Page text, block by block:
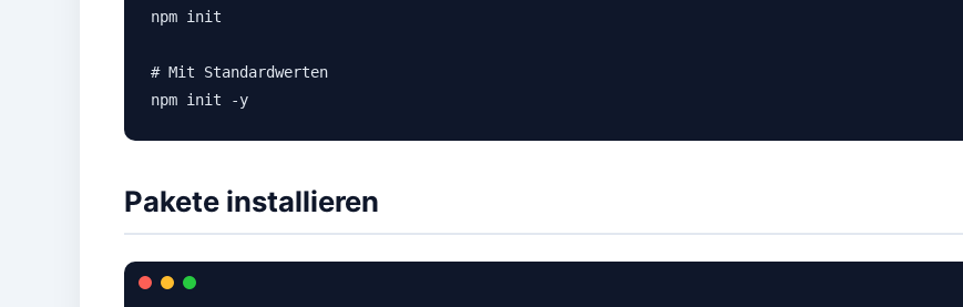
npm init
# Mit Standardwerten
npm init -y
Pakete installieren